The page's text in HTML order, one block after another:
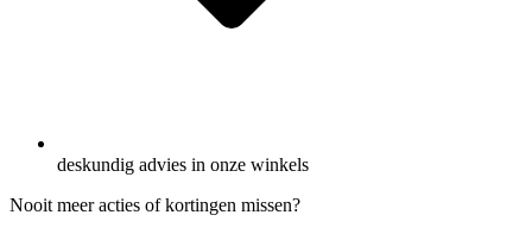
deskundig advies in onze winkels
Nooit meer acties of kortingen missen?